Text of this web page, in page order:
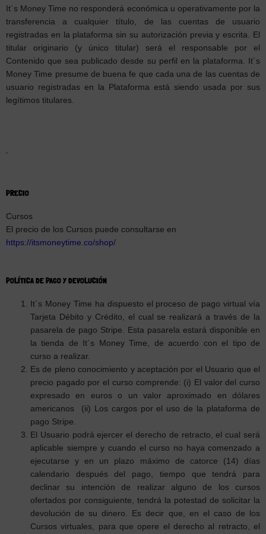
It´s Money Time no responderá económica u operativamente por la
transferencia a cualquier título, de las cuentas de usuario
registradas en la plataforma sin su autorización previa y escrita. El
titular originario (y único titular) será el responsable por el
Contenido que sea publicado desde su perfil en la plataforma. It´s
Money Time presume de buena fe que cada una de las cuentas de
usuario registradas en la Plataforma está siendo usada por sus
legítimos titulares.
‘
PRECIO
Cursos
El precio de los Cursos puede consultarse en
https://itsmoneytime.co/shop/
POLÍTICA DE PAGO Y DEVOLUCIÓN
It´s Money Time ha dispuesto el proceso de pago virtual vía
Tarjeta Débito y Crédito, el cual se realizará a través de la
pasarela de pago Stripe. Esta pasarela estará disponible en
la tienda de It´s Money Time, de acuerdo con el tipo de
curso a realizar.
Es de pleno conocimiento y aceptación por el Usuario que el
precio pagado por el curso comprende: (i) El valor del curso
expresado en euros o un valor aproximado en dólares
americanos (ii) Los cargos por el uso de la plataforma de
pago Stripe.
El Usuario podrá ejercer el derecho de retracto, el cual será
aplicable siempre y cuando el curso no haya comenzado a
ejecutarse y en un plazo máximo de catorce (14) días
calendario después del pago, tiempo que tendrá para
declinar su intención de realizar alguno de los cursos
ofertados por consiguiente, tendrá la potestad de solicitar la
devolución de su dinero. Es decir que, en el caso de los
Cursos virtuales, para que opere el derecho al retracto, el